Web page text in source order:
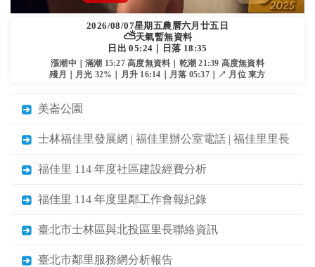
2026/08/07星期五農曆六月廿五日
⛅天氣暫無資料
日出 05:24｜日落 18:35
漲潮中｜滿潮 15:27 高度無資料｜乾潮 21:39 高度無資料
殘月｜月光 32%｜月升 16:14｜月落 05:37｜↗ 月位 東方
美崙公園
士林福佳里發展網 | 福佳里辦公室電話 | 福佳里里長
福佳里 114 年度社區建設經費分析
福佳里 114 年度里鄰工作會報紀錄
臺北市士林區與北投區里長聯絡資訊
臺北市鄰里服務網分析報告